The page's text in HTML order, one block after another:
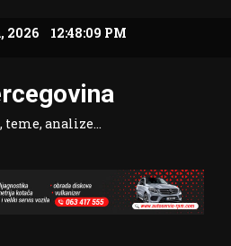
2026 12:48:10 PM
teme, analize…